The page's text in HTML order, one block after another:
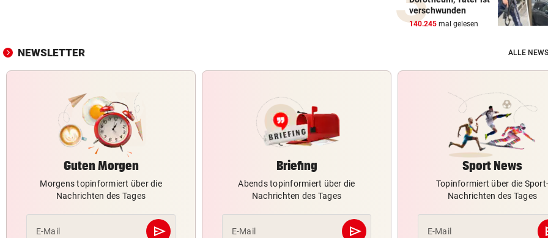
verschwunden
140.245 mal gelesen
NEWSLETTER ALLE
Guten Morgen
Morgens topinformiert über die
Nachrichten des Tages
E-Mail send
Abschicken
Briefing
Abends topinformiert über die
Nachrichten des Tages
E-Mail send
Abschicken
Sport News
Topinformiert über die Sport-
Nachrichten des Tages
E-Mail